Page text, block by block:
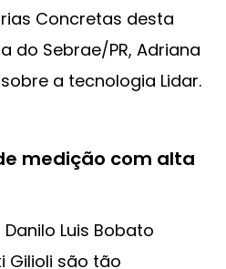
Concretas desta
do Sebrae/PR, Adriana
a tecnologia Lidar.
medição com alta
Luis Bobato
Gilioli são tão